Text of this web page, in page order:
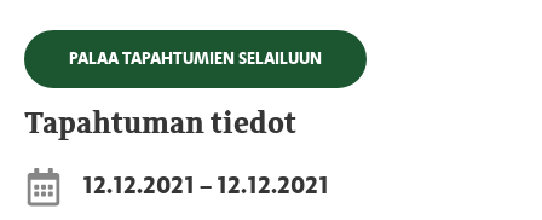
PALAA TAPAHTUMIEN SELAILUUN
Tapahtuman tiedot
12.12.2021 – 12.12.2021